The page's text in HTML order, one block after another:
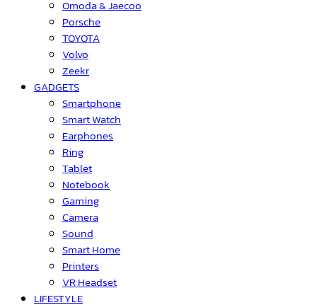
Omoda & Jaecoo
Porsche
TOYOTA
Volvo
Zeekr
GADGETS
Smartphone
Smart Watch
Earphones
Ring
Tablet
Notebook
Gaming
Camera
Sound
Smart Home
Printers
VR Headset
LIFESTYLE